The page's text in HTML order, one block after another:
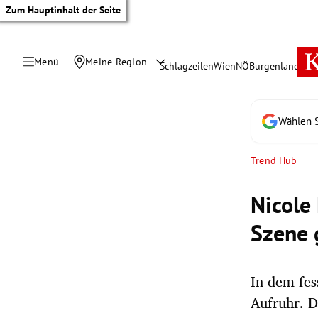
Zum Hauptinhalt der Seite
Menü Meine Region SchlagzeilenWienNÖBurgenland
Wählen
Trend Hub
In dem
Aufruhr.